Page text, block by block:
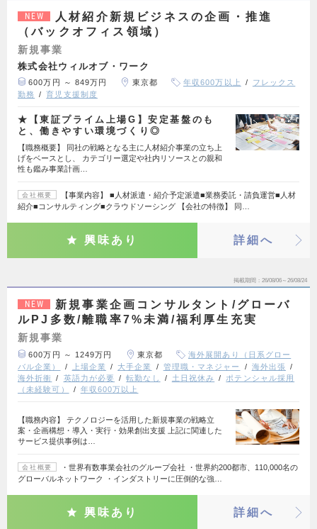
NEW
人材紹介新規ビジネスの企画・推進
（バックオフィス領域）
新規事業
株式会社ウィルオブ・ワーク
600万円 ～ 849万円 東京都 年収600万以上
フレックス
勤務
育児支援制度
★【東証プライム上場G】安定基盤のも
と、働きやすい環境づくり◎
【職務概要】 同社の戦略となる主に人材紹介事業の立ち上
げをベースとし、 カテゴリー選定や社内リソースとの親和
性も鑑み事業計画…
会社概要
【事業内容】 ■人材派遣・紹介予定派遣■業務委託・請負運営■人材
紹介■コンサルティング■クラウドソーシング 【会社の特徴】 同…
興味あり 詳細へ
掲載期間 26/08/06～26/08/24
NEW
新規事業企画コンサルタント/グローバ
ルPJ多数/離職率7%未満/福利厚生充実
新規事業
600万円 ～ 1249万円 東京都
海外展開あり（日系グロー
バル企業）
上場企業 大手企業 管理職・マネジャー
海外出張
海外折衝
英語力が必要 転勤なし 土日祝休み
ポテンシャル採用
（未経験可）
年収600万以上
【職務内容】 テクノロジーを活用した新規事業の戦略立
案・企画構想・導入・実行・効果創出支援 上記に関連した
サービス提供事例は…
会社概要
・世界有数事業会社のグループ会社 ・世界約200都市、110,000名の
グローバルネットワーク ・インダストリーに圧倒的な強…
興味あり 詳細へ